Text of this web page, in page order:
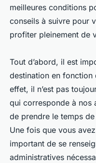
meilleures conditions
conseils à suivre pour
profiter pleinement de
Tout d’abord, il est
destination en fonction
effet, il n’est pas
qui corresponde à nos
de prendre le temps
Une fois que vous
important de se
administratives